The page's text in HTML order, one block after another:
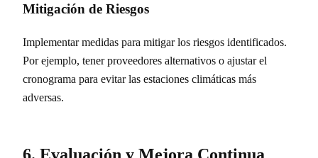
Mitigación de Riesgos
Implementar medidas para mitigar los riesgos identificados.
Por ejemplo, tener proveedores alternativos o ajustar el
cronograma para evitar las estaciones climáticas más
adversas.